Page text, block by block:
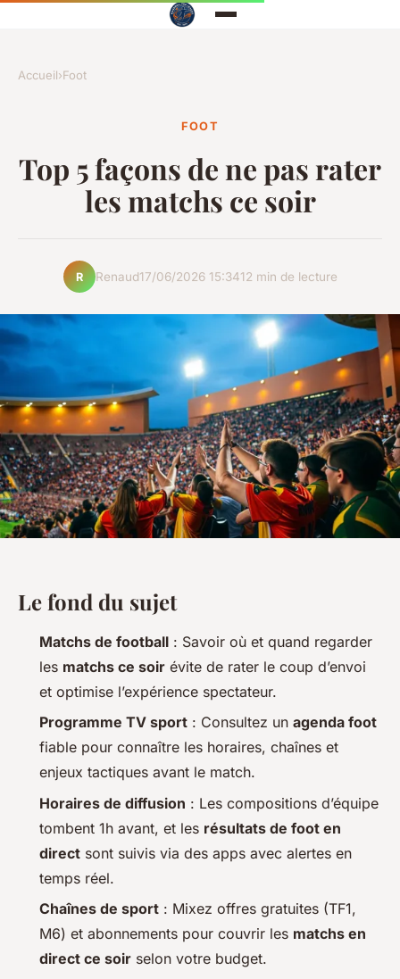
Accueil›Foot
FOOT
Top 5 façons de ne pas rater
les matchs ce soir
R Renaud17/06/2026 15:3412 min de lecture
Le fond du sujet
Matchs de football : Savoir où et quand regarder
les matchs ce soir évite de rater le coup d’envoi
et optimise l’expérience spectateur.
Programme TV sport : Consultez un agenda foot
fiable pour connaître les horaires, chaînes et
enjeux tactiques avant le match.
Horaires de diffusion : Les compositions d’équipe
tombent 1h avant, et les résultats de foot en
direct sont suivis via des apps avec alertes en
temps réel.
Chaînes de sport : Mixez offres gratuites (TF1,
M6) et abonnements pour couvrir les matchs en
direct ce soir selon votre budget.